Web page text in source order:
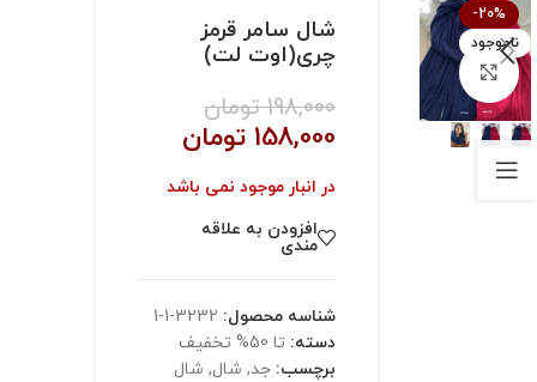
-20%
ناموجود
بزرگنمایی تصویر
شال سامر قرمز
چری(اوت لت)
198,000 تومان
158,000 تومان
در انبار موجود نمی باشد
افزودن به علاقه
مندی
شناسه محصول: 3232-1-1
دسته: تا 50% تخفیف
برچسب: جد, شال, شال